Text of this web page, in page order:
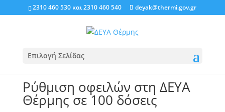
2310 460 530 και2310 460 540 deyak@thermi.gov.gr
Επιλογή Σελίδας
Ρύθμιση οφειλών στη ΔΕΥΑ
Θέρμης σε 100 δόσεις